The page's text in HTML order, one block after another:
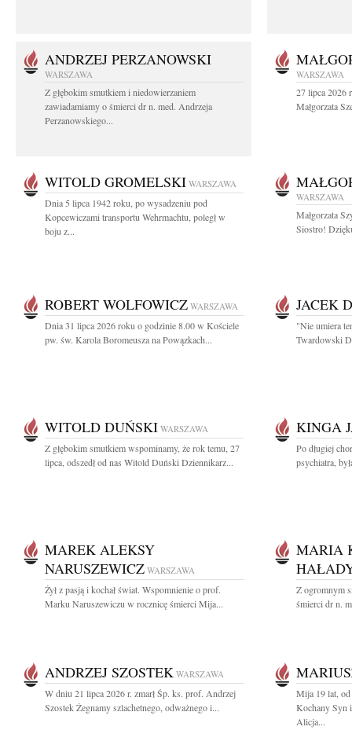
ANDRZEJ PERZANOWSKI
WARSZAWA
Z głębokim smutkiem i niedowierzaniem
zawiadamiamy o śmierci dr n. med. Andrzeja
Perzanowskiego...
WARSZAWA
27 lipca 2026
Małgorzata
WITOLD GROMELSKI WARSZAWA
Dnia 5 lipca 1942 roku, po wysadzeniu pod
Kopcewiczami transportu Wehrmachtu, poległ w
boju z...
WARSZAWA
Małgorzata
Siostro!
ROBERT WOLFOWICZ WARSZAWA
Dnia 31 lipca 2026 roku o godzinie 8.00 w Kościele
pw. św. Karola Boromeusza na Powązkach...
JACEK
"Nie umiera
Twardowski
WITOLD DUŃSKI WARSZAWA
Z głębokim smutkiem wspominamy, że rok temu, 27
lipca, odszedł od nas Witold Duński Dziennikarz...
KINGA
Po długiej
psychiatra,
MAREK ALEKSY
NARUSZEWICZ WARSZAWA
Żył z pasją i kochał świat. Wspomnienie o prof.
Marku Naruszewiczu w rocznicę śmierci Mija...
MARIA
Z ogromnym
śmierci dr n.
ANDRZEJ SZOSTEK WARSZAWA
W dniu 21 lipca 2026 r. zmarł Śp. ks. prof. Andrzej
Szostek Żegnamy szlachetnego, odważnego i...
Mija 19 lat,
Kochany Syn
Alicja...